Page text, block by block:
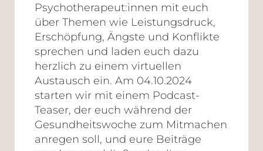
Psychotherapeut:innen mit euch
über Themen wie Leistungsdruck,
Erschöpfung, Ängste und Konflikte
sprechen und laden euch dazu
herzlich zu einem virtuellen
Austausch ein. Am 04.10.2024
starten wir mit einem Podcast-
Teaser, der euch während der
Gesundheitswoche zum Mitmachen
anregen soll, und eure Beiträge